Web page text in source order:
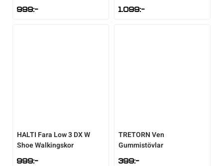
999:- 1.099:-
HALTI Fara Low 3 DX W
Shoe Walkingskor
999:-
TRETORNVen
Gummistövlar
399:-